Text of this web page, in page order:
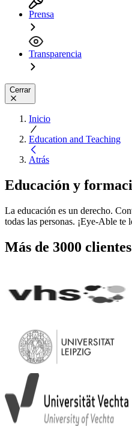
Prensa
Transparencia
Cerrar
Inicio
Education and Teaching
Atrás
Educación y
La educación es un derecho.
todas las personas. ¡Eye-Able te
Más de 3000